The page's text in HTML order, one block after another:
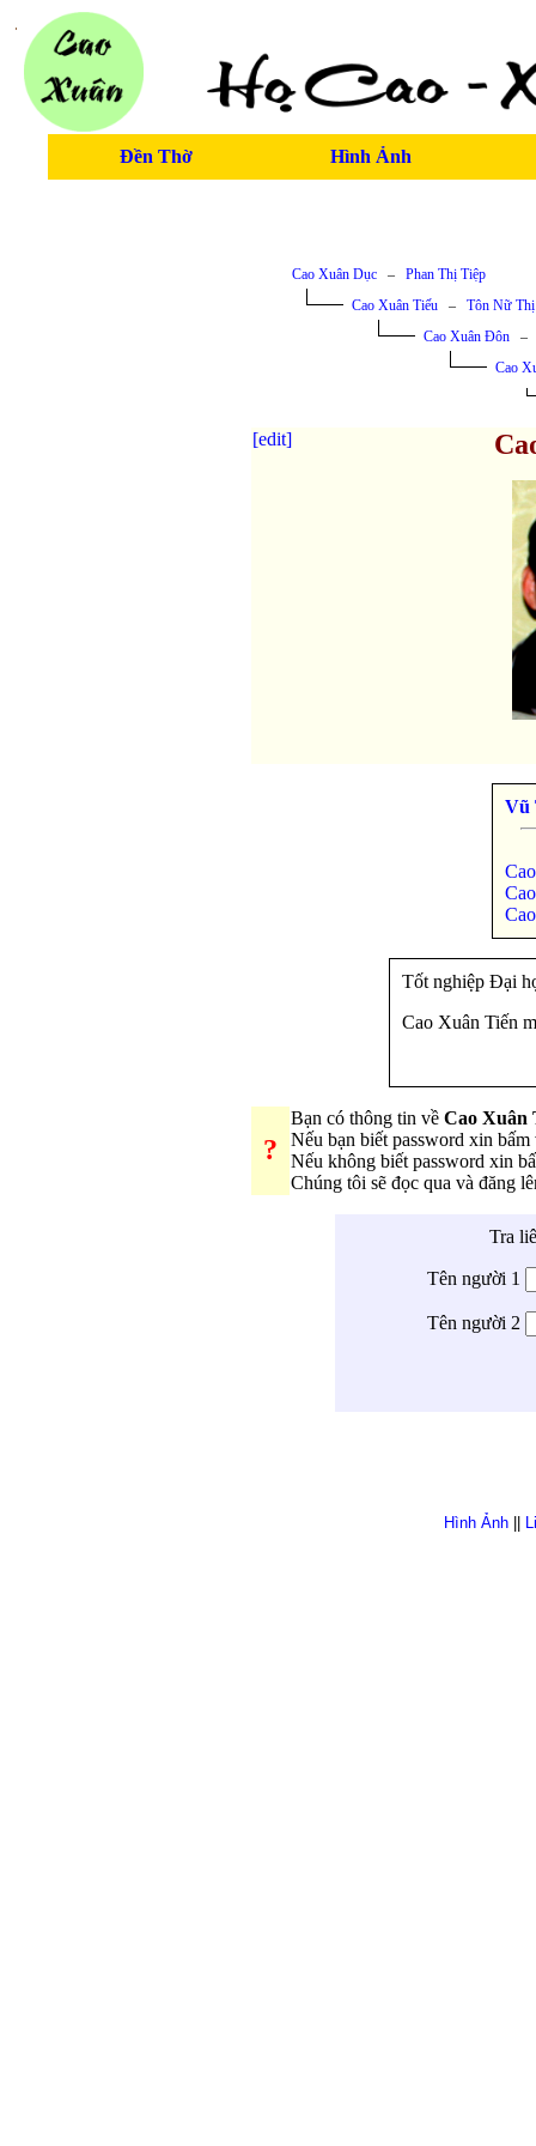
Đền Thờ Hình Ảnh
Cao Xuân Dục – Phan Thị Tiệp
Cao Xuân Tiếu – Tôn Nữ
Cao Xuân Đôn
Cao
[edit]
Vũ
Tốt nghiệp Đại
Cao Xuân Tiến
?
Bạn có thông tin về Cao Xuân
Nếu bạn biết password xin
Nếu không biết password xin
Chúng tôi sẽ đọc qua và đăng
Tra
Tên người 1
Tên người 2
Hình Ảnh